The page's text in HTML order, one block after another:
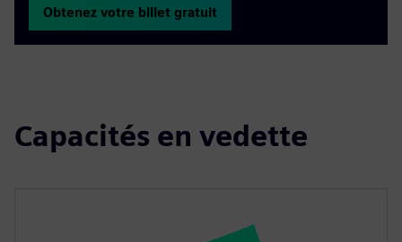
Obtenez votre billet gratuit
Capacités en vedette